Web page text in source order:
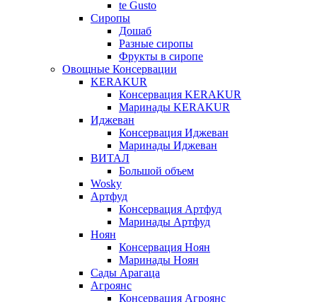
te Gusto
Сиропы
Дошаб
Разные сиропы
Фрукты в сиропе
Овощные Консервации
KERAKUR
Консервация KERAKUR
Маринады KERAKUR
Иджеван
Консервация Иджеван
Маринады Иджеван
ВИТАЛ
Большой объем
Wosky
Артфуд
Консервация Артфуд
Маринады Артфуд
Ноян
Консервация Ноян
Маринады Ноян
Сады Арагаца
Агроянс
Консервация Агроянс